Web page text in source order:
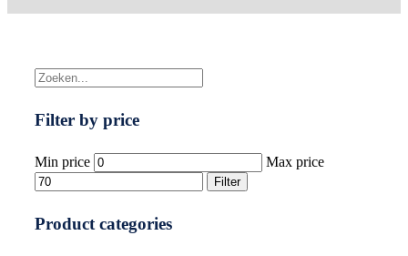
Filter by price
Min price Max price
Filter
Product categories